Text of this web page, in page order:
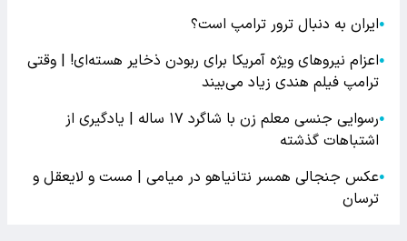
●ایران به دنبال ترور ترامپ است؟
●اعزام نیروهای ویژه آمریکا برای ربودن ذخایر هسته‌ای! | وقتی
ترامپ فیلم هندی زیاد می‌بیند
●
رسوایی جنسی معلم زن با شاگرد ۱۷ ساله | یادگیری از
اشتباهات گذشته
●عکس جنجالی همسر نتانیاهو در میامی | مست و لایعقل و
ترسان